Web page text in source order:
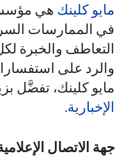
مايو كلينك هي مؤسسة
في الممارسات
التعاطف والخبرة
والرد على
مايو كلينك، تفضَّل
الإخبارية.
جهة الاتصال